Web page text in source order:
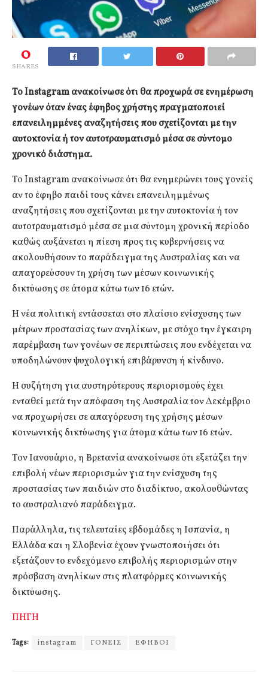
0
SHARES
Το Instagram ανακοίνωσε ότι θα προχωρά σε ενημέρωση
γονέων όταν ένας έφηβος χρήστης πραγματοποιεί
επανειλημμένες αναζητήσεις που σχετίζονται με την
αυτοκτονία ή τον αυτοτραυματισμό μέσα σε σύντομο
χρονικό διάστημα.
Το Instagram ανακοίνωσε ότι θα ενημερώνει τους γονείς
αν το έφηβο παιδί τους κάνει επανειλημμένως
αναζητήσεις που σχετίζονται με την αυτοκτονία ή τον
αυτοτραυματισμό μέσα σε μια σύντομη χρονική περίοδο
καθώς αυξάνεται η πίεση προς τις κυβερνήσεις να
ακολουθήσουν το παράδειγμα της Αυστραλίας και να
απαγορεύσουν τη χρήση των μέσων κοινωνικής
δικτύωσης σε άτομα κάτω των 16 ετών.
Η νέα πολιτική εντάσσεται στο πλαίσιο ενίσχυσης των
μέτρων προστασίας των ανηλίκων, με στόχο την έγκαιρη
παρέμβαση των γονέων σε περιπτώσεις που ενδέχεται να
υποδηλώνουν ψυχολογική επιβάρυνση ή κίνδυνο.
Η συζήτηση για αυστηρότερους περιορισμούς έχει
ενταθεί μετά την απόφαση τηςΑυστραλίατον Δεκέμβριο
να προχωρήσει σε απαγόρευση της χρήσης μέσων
κοινωνικής δικτύωσης για άτομα κάτω των 16 ετών.
Τον Ιανουάριο, η Βρετανίαανακοίνωσε ότι εξετάζει την
επιβολή νέων περιορισμών για την ενίσχυση της
προστασίας των παιδιών στο διαδίκτυο, ακολουθώντας
το αυστραλιανό παράδειγμα.
Παράλληλα, τις τελευταίες εβδομάδες η Ισπανία, η
Ελλάδακαι η Σλοβενίαέχουν γνωστοποιήσει ότι
εξετάζουν το ενδεχόμενο επιβολής περιορισμών στην
πρόσβαση ανηλίκων στις πλατφόρμες κοινωνικής
δικτύωσης.
ΠΗΓΗ
Tags: instagram ΓΟΝΕΙΣ ΕΦΗΒΟΙ